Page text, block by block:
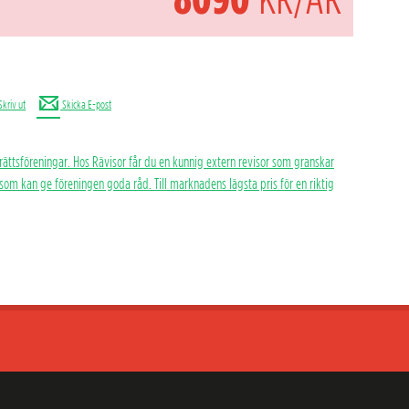
ut Skicka E-post
Hos Rävisor får du en kunnig extern revisor som granskar
kan ge föreningen goda råd. Till marknadens lägsta pris för en riktig